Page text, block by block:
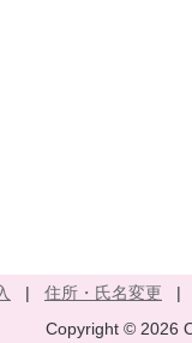
| 住所・氏名変更
Copyright © 2026